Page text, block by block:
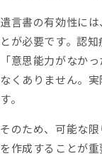
遺言書の有効性に
とが必要です。認
「意思能力がなか
なくありません。
す。
そのため、可能な
を作成することが重